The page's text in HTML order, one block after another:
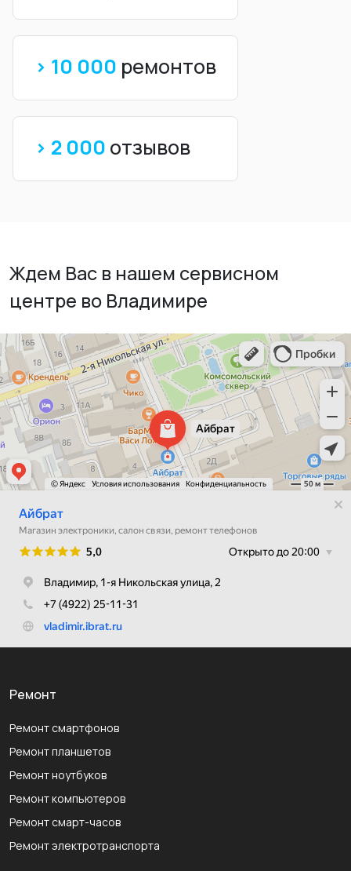
> 10 000 ремонтов
> 2 000 отзывов
Ждем Вас в нашем сервисном
центре во Владимире
Ремонт
Ремонт смартфонов
Ремонт планшетов
Ремонт ноутбуков
Ремонт компьютеров
Ремонт смарт-часов
Ремонт электротранспорта